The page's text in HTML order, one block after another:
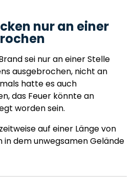
nur an einer
sei nur an einer Stelle
ausgebrochen, nicht an
hatte es auch
das Feuer könnte an
worden sein.
auf einer Länge von
in dem unwegsamen Gelände